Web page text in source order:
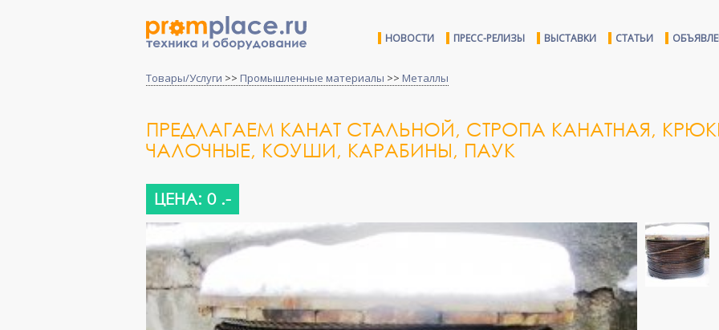
НОВОСТИ ПРЕСС-РЕЛИЗЫ ВЫСТАВКИ СТАТЬИ
Товары/Услуги >> Промышленные материалы >> Металлы
ПРЕДЛАГАЕМ КАНАТ СТАЛЬНОЙ, СТРОПА КАНАТНАЯ,
ЧАЛОЧНЫЕ, КОУШИ, КАРАБИНЫ, ПАУК
ЦЕНА: 0 .-